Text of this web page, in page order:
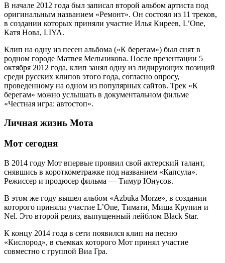
В начале 2012 года был записал второй альбом артиста под
оригинальным названием «Ремонт». Он состоял из 11 треков,
в создании которых приняли участие Илья Киреев, L’One,
Катя Нова, LIYA.
Клип на одну из песен альбома («К берегам») был снят в
родном городе Матвея Мельникова. После презентации 5
октября 2012 года, клип занял одну из лидирующих позиций
среди русских клипов этого года, согласно опросу,
проведенному на одном из популярных сайтов. Трек «К
берегам» можно услышать в документальном фильме
«Честная игра: автостоп».
Личная жизнь Мота
Мот сегодня
В 2014 году Мот впервые проявил свой актерский талант,
снявшись в короткометражке под названием «Капсула».
Режиссер и продюсер фильма — Тимур Юнусов.
В этом же году вышел альбом «Azbuka Morze», в создании
которого приняли участие L’One, Тимати, Миша Крупин и
Nel. Это второй релиз, выпущенный лейблом Black Star.
К концу 2014 года в сети появился клип на песню
«Кислород», в съемках которого Мот принял участие
совместно с группой Виа Гра.